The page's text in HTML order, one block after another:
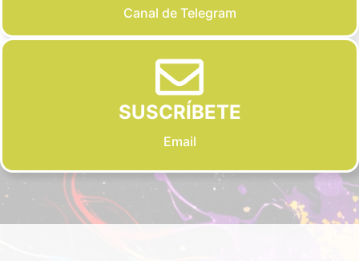
Canal de Telegram
SUSCRÍBETE
Email